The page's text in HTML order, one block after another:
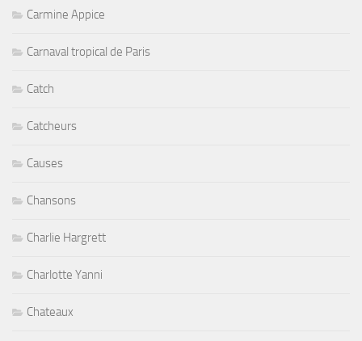
Carmine Appice
Carnaval tropical de Paris
Catch
Catcheurs
Causes
Chansons
Charlie Hargrett
Charlotte Yanni
Chateaux